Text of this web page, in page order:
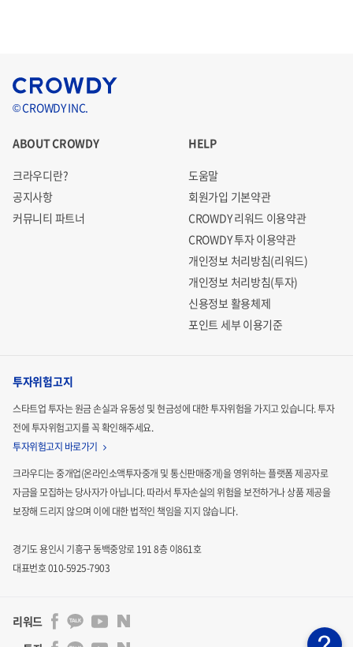
© CROWDY INC.
ABOUT CROWDY
크라우디란?
공지사항
커뮤니티 파트너
HELP
도움말
회원가입 기본약관
CROWDY 리워드 이용약관
CROWDY 투자 이용약관
개인정보 처리방침(리워드)
개인정보 처리방침(투자)
신용정보 활용체제
포인트 세부 이용기준
투자위험고지
스타트업 투자는 원금 손실과 유동성 및 현금성에 대한 투자위험을 가지고 있습니다.투자
전에 투자위험고지를 꼭 확인해주세요.
투자위험고지 바로가기
크라우디는 중개업(온라인소액투자중개 및 통신판매중개)을 영위하는 플랫폼 제공자로
자금을 모집하는당사자가 아닙니다. 따라서 투자손실의 위험을 보전하거나 상품 제공을
보장해 드리지 않으며 이에 대한 법적인 책임을 지지 않습니다.
경기도 용인시 기흥구 동백중앙로 191 8층 이861호
대표번호 010-5925-7903
리워드